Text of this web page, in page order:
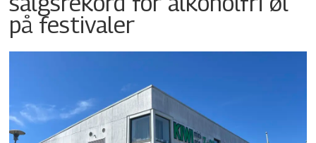
på festivaler